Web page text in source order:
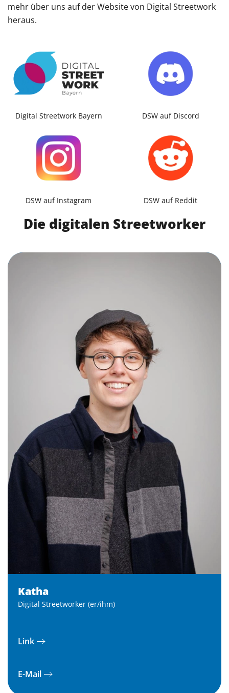
mehr über uns auf der Website von Digital Streetwork
heraus.
Digital Streetwork Bayern DSW auf Discord
DSW auf Instagram DSW auf Reddit
Die digitalen Streetworker
Katha
Digital Streetworker (er/ihm)
Link
E-Mail